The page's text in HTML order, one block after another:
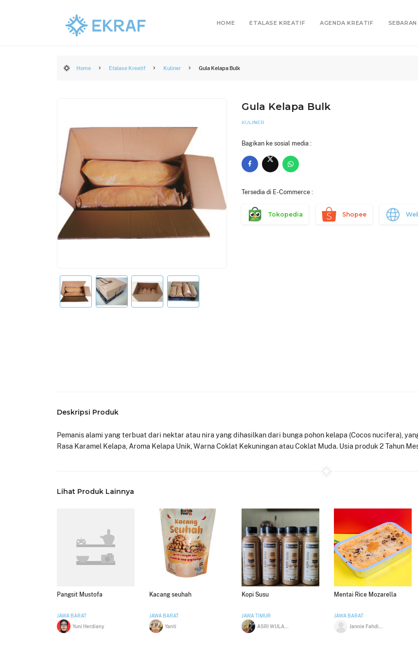
HOME ETALASE KREATIF AGENDA KREATIF SEBARAN
Home Etalase Kreatif Kuliner Gula Kelapa Bulk
Gula Kelapa Bulk
KULINER
Bagikan ke sosial media :
Tersedia di E-Commerce :
Tokopedia Shopee
Deskripsi Produk
Pemanis alami yang terbuat dari nektar atau nira yang dihasilkan dari bunga pohon kelapa (Cocos nucifera),
Rasa Karamel Kelapa, Aroma Kelapa Unik, Warna Coklat Kekuningan atau Coklat Muda. Usia produk 2 Tahun
Lihat Produk Lainnya
Pangsit Mustofa
JAWA BARAT
Yuni Herdiany
Kacang seuhah
JAWA BARAT
Yanti
Kopi Susu
JAWA TIMUR
Mentai Rice Mozarella
JAWA BARAT